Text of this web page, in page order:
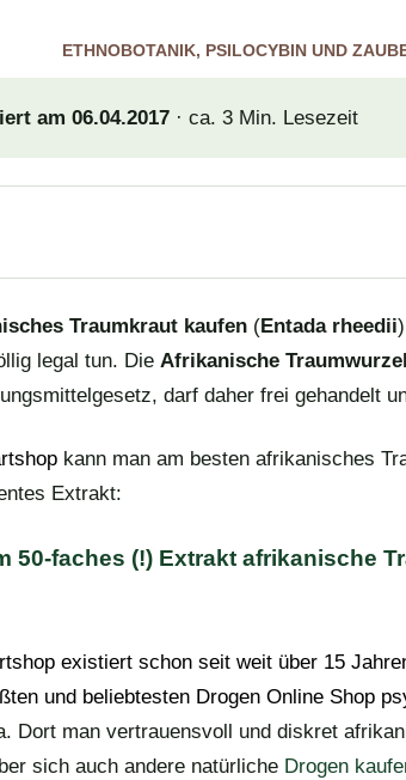
ETHNOBOTANIK, PSILOCYBIN UND
am 06.04.2017· ca. 3 Min. Lesezeit
Traumkraut kaufen (Entada rheedii
legal tun. Die Afrikanische Traumwurzel
darf daher frei gehandelt
kann man am besten afrikanisches
Extrakt:
50-faches (!) Extrakt afrikanische
existiert schon seit weit über 15
und beliebtesten Drogen Online Shop
Dort man vertrauensvoll und diskret
sich auch andere natürliche Drogen